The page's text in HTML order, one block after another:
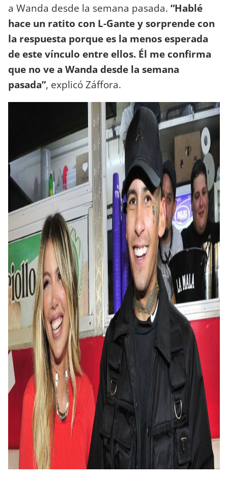
a Wanda desde la semana pasada. “Hablé
hace un ratito con L-Gante y sorprende con
la respuesta porque es la menos esperada
de este vínculo entre ellos. Él me confirma
que no ve a Wanda desde la semana
pasada”, explicó Záffora.